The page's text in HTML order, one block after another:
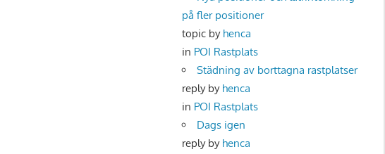
på fler positioner
topic by henca
in POI Rastplats
Städning av borttagna rastplatser
reply by henca
in POI Rastplats
Dags igen
reply by henca